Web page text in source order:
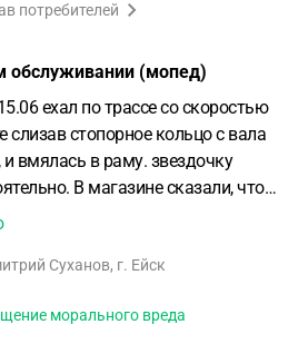
потребителей
обслуживании (мопед)
ехал по трассе со скоростью
стопорное кольцо с вала
вмялась в раму. звездочку
В магазине сказали, что
расходным деталям, на которые
не внесена, но тем не менее
сказав, что я сам виновен в
Суханов, г. Ейск
морального вреда